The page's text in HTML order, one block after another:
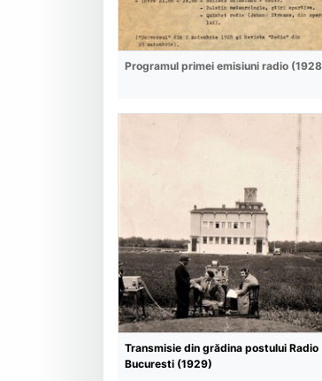
Programul primei emisiuni radio
Transmisie din grădina postului Radio
Bucuresti (1929)